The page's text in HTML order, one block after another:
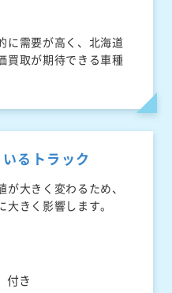
に需要が高く、北海道
買取が期待できる車種
るトラック
大きく変わるため、
きく影響します。
付き